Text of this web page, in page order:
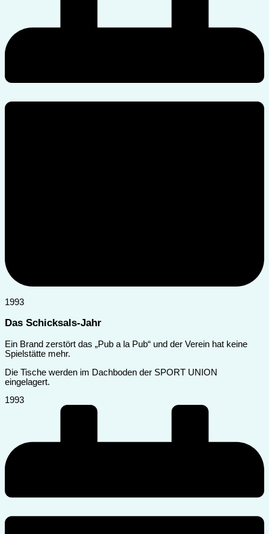
1993
Das Schicksals-Jahr
Ein Brand zerstört das „Pub a la Pub“ und der Verein hat keine
Spielstätte mehr.
Die Tische werden im Dachboden der SPORT UNION
eingelagert.
1993